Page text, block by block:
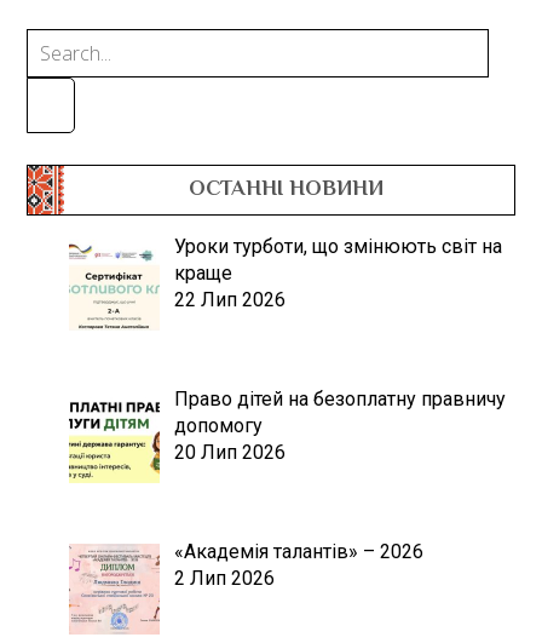
ОСТАННІ НОВИНИ
Уроки турботи, що змінюють світ на
краще
22 Лип 2026
Право дітей на безоплатну правничу
допомогу
20 Лип 2026
«Академія талантів» – 2026
2 Лип 2026